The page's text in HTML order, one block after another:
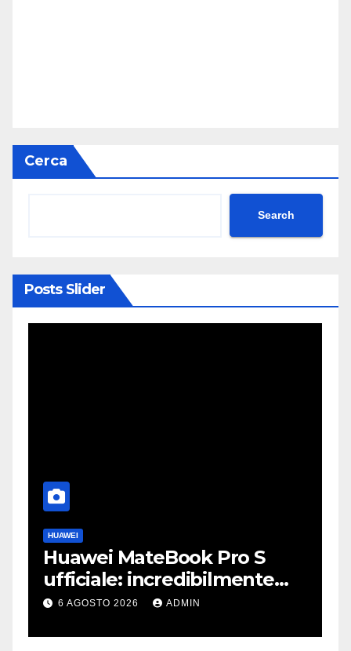
Cerca
Search
Posts Slider
HUAWEI
Huawei MateBook Pro S
ufficiale: incredibilmente
leggero e supersottile
6 AGOSTO 2026 ADMIN